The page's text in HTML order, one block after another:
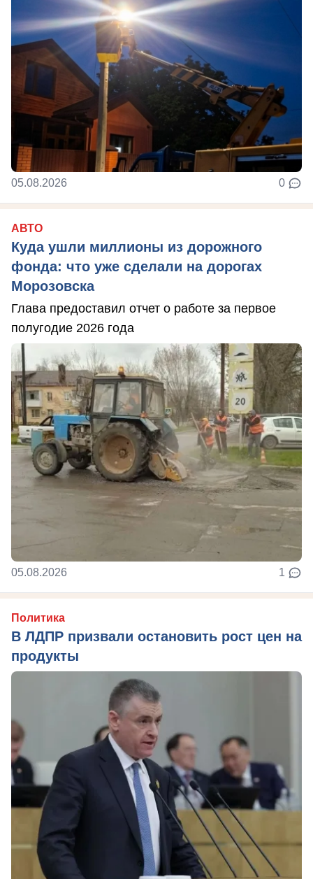
05.08.2026 0
АВТО
Куда ушли миллионы из дорожного
фонда: что уже сделали на дорогах
Морозовска
Глава предоставил отчет о работе за первое
полугодие 2026 года
05.08.2026 1
Политика
В ЛДПР призвали остановить рост цен на
продукты